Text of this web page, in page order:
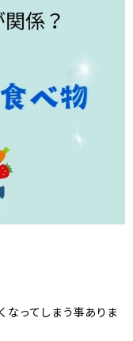
なってしまう事ありま